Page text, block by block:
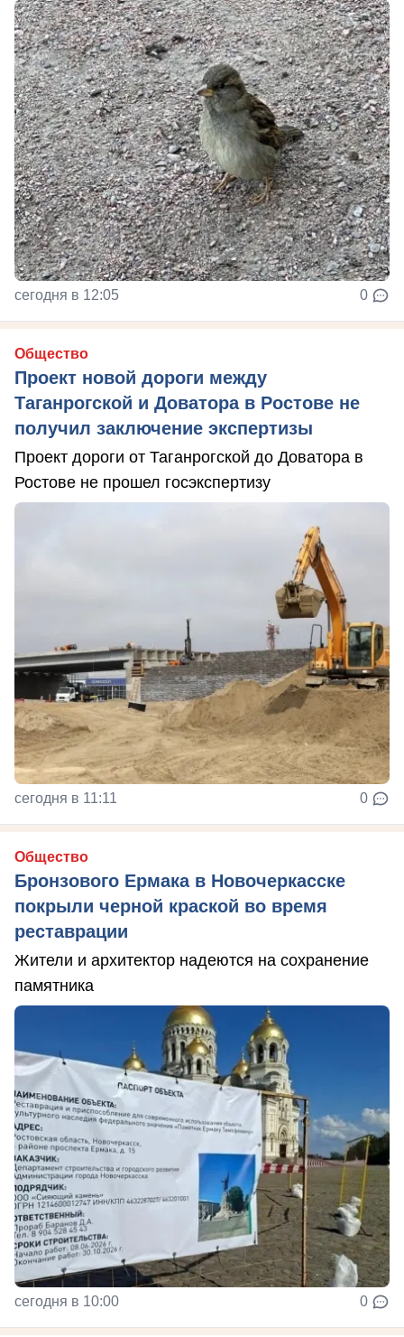
сегодня в 12:05 0
Общество
Проект новой дороги между
Таганрогской и Доватора в Ростове не
получил заключение экспертизы
Проект дороги от Таганрогской до Доватора в
Ростове не прошел госэкспертизу
сегодня в 11:11 0
Общество
Бронзового Ермака в Новочеркасске
покрыли черной краской во время
реставрации
Жители и архитектор надеются на сохранение
памятника
сегодня в 10:00 0